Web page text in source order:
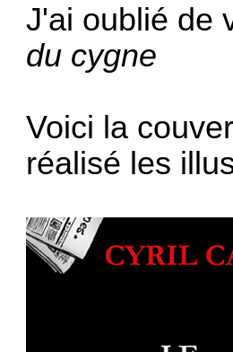
J'ai oublié de
du cygne
Voici la
réalisé les